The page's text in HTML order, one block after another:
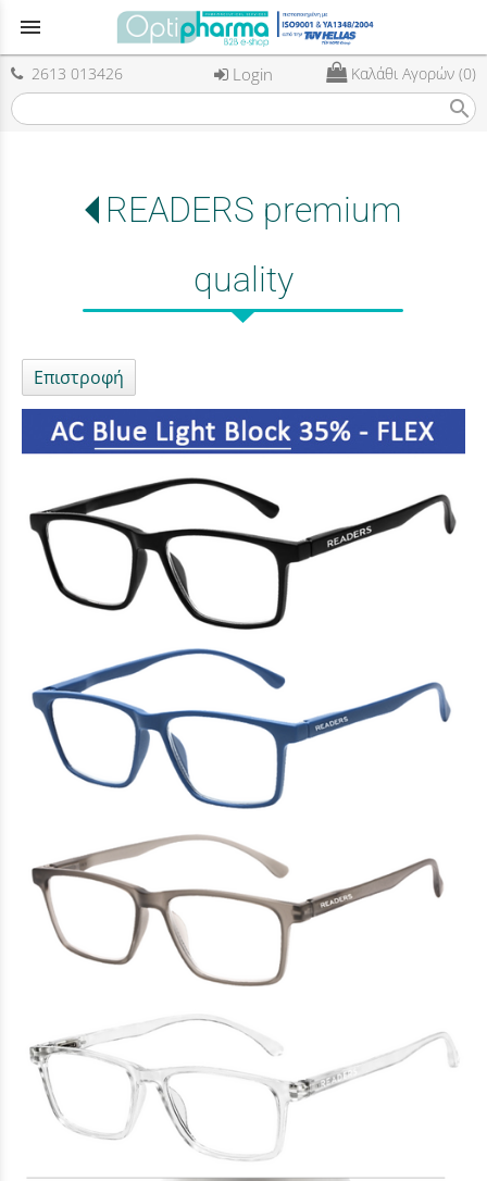
menu
2613 013426 Login Καλάθι Αγορών (0)
search
READERS premium
quality
Επιστροφή